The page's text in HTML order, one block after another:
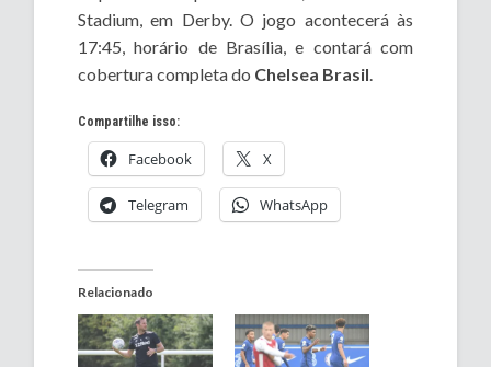
Stadium, em Derby. O jogo acontecerá às
17:45, horário de Brasília, e contará com
cobertura completa do Chelsea Brasil.
Compartilhe isso:
Facebook X
Telegram WhatsApp
Relacionado